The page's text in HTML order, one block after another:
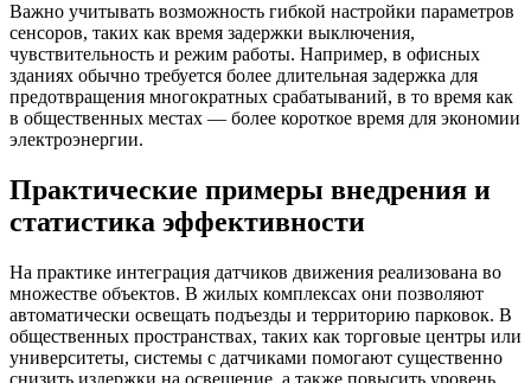
Важно учитывать возможность гибкой настройки параметров
сенсоров, таких как время задержки выключения,
чувствительность и режим работы. Например, в офисных
зданиях обычно требуется более длительная задержка для
предотвращения многократных срабатываний, в то время как
в общественных местах — более короткое время для экономии
электроэнергии.
Практические примеры внедрения и
статистика эффективности
На практике интеграция датчиков движения реализована во
множестве объектов. В жилых комплексах они позволяют
автоматически освещать подъезды и территорию парковок. В
общественных пространствах, таких как торговые центры или
университеты, системы с датчиками помогают существенно
снизить издержки на освещение, а также повысить уровень